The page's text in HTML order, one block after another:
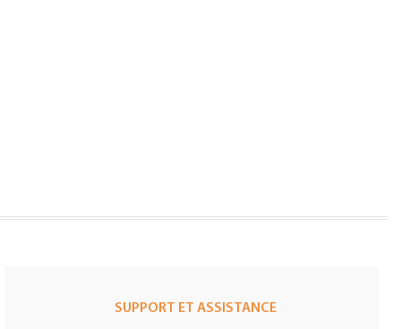
SUPPORT ET ASSISTANCE